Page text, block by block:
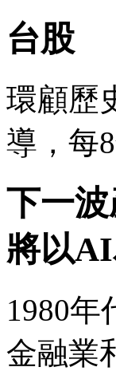
台股
環顧歷
導，每
下一
將以
1980
金融業